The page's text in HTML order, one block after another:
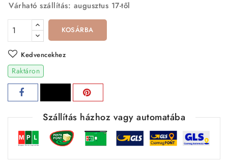
Várható szállítás: augusztus 17-től
KOSÁRBA
Kedvencekhez
Raktáron
Szállítás házhoz vagy automatába